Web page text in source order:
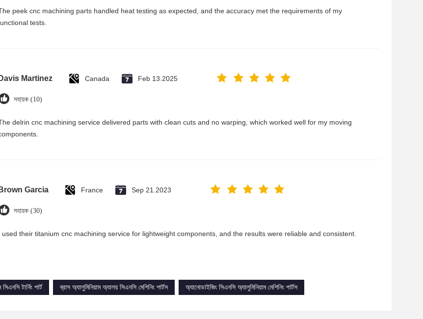
peek cnc machining parts handled heat testing as expected, and the accuracy met the requirements of my
tests.
Davis Martinez Canada Feb 13.2025
সহায়ক (10)
delrin cnc machining service delivered parts with clean cuts and no warping, which worked well for my moving
Brown Garcia France Sep 21.2023
সহায়ক (30)
used their titanium cnc machining service for lightweight components, and the results were reliable and consistent.
টার্নিং পার্ট
ব্রাস অ্যালুমিনিয়াম অ্যালয় সিএনসি মেশিনিং পার্টস অ্যানোডাইজিং সিএনসি অ্যালুমিনিয়াম মেশিনিং পার্টস